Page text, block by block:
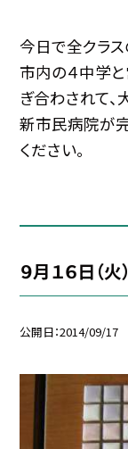
今日で全クラ
市内の４中学
ぎ合わされて、
新市民病院が
ください。
９月１６日（
公開日 2014/09/17